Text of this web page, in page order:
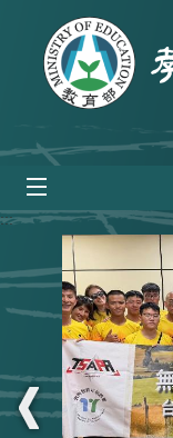
跳到主要內容區塊
:::